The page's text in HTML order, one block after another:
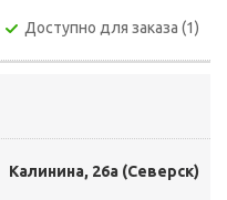
Доступно для заказа (1)
Калинина, 26а (Северск)